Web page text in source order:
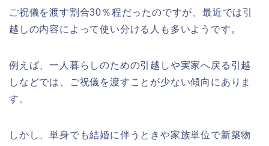
ご祝儀を渡す割合30％程だったのですが、最近では引
越しの内容によって使い分ける人も多いようです。
例えば、一人暮らしのための引越しや実家へ戻る引越
しなどでは、ご祝儀を渡すことが少ない傾向にありま
す。
しかし、単身でも結婚に伴うときや家族単位で新築物